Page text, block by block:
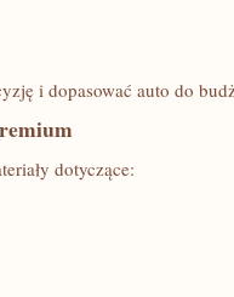
i dopasować auto do
dotyczące: